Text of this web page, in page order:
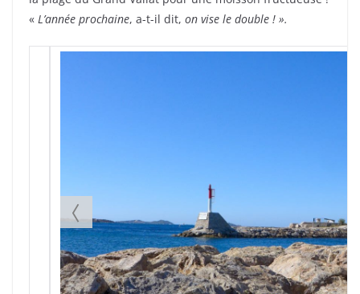
« L’année prochaine, a-t-il dit, on vise le double ! ».